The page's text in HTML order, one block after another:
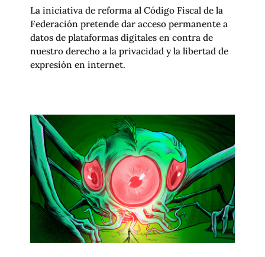
La iniciativa de reforma al Código Fiscal de la
Federación pretende dar acceso permanente a
datos de plataformas digitales en contra de
nuestro derecho a la privacidad y la libertad de
expresión en internet.